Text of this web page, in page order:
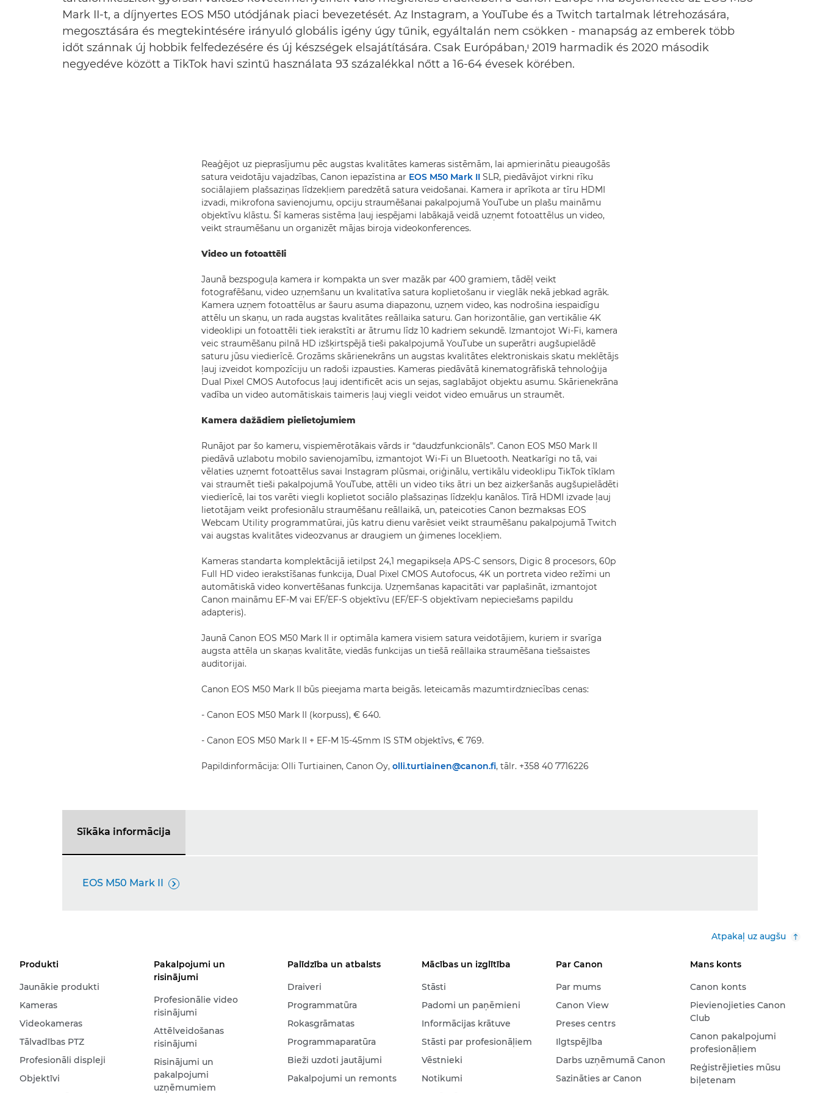
Mark II-t, a díjnyertes EOS M50 utódjának piaci bevezetését. Az Instagram, a YouTube és a Twitch tartalmak létrehozására,
megosztására és megtekintésére irányuló globális igény úgy tűnik, egyáltalán nem csökken - manapság az emberek több
időt szánnak új hobbik felfedezésére és új készségek elsajátítására. Csak Európában,ᶦ 2019 harmadik és 2020 második
negyedéve között a TikTok havi szintű használata 93 százalékkal nőtt a 16-64 évesek körében.
Reaģējot uz pieprasījumu pēc augstas kvalitātes kameras sistēmām, lai apmierinātu pieaugošās
satura veidotāju vajadzības, Canon iepazīstina ar EOS M50 Mark II SLR, piedāvājot virkni rīku
sociālajiem plašsaziņas līdzekļiem paredzētā satura veidošanai. Kamera ir aprīkota ar tīru HDMI
izvadi, mikrofona savienojumu, opciju straumēšanai pakalpojumā YouTube un plašu maināmu
objektīvu klāstu. Šī kameras sistēma ļauj iespējami labākajā veidā uzņemt fotoattēlus un video,
veikt straumēšanu un organizēt mājas biroja videokonferences.
Video un fotoattēli
Jaunā bezspoguļa kamera ir kompakta un sver mazāk par 400 gramiem, tādēļ veikt
fotografēšanu, video uzņemšanu un kvalitatīva satura koplietošanu ir vieglāk nekā jebkad agrāk.
Kamera uzņem fotoattēlus ar šauru asuma diapazonu, uzņem video, kas nodrošina iespaidīgu
attēlu un skaņu, un rada augstas kvalitātes reāllaika saturu. Gan horizontālie, gan vertikālie 4K
videoklipi un fotoattēli tiek ierakstīti ar ātrumu līdz 10 kadriem sekundē. Izmantojot Wi-Fi, kamera
veic straumēšanu pilnā HD izšķirtspējā tieši pakalpojumā YouTube un superātri augšupielādē
saturu jūsu viedierīcē. Grozāms skārienekrāns un augstas kvalitātes elektroniskais skatu meklētājs
ļauj izveidot kompozīciju un radoši izpausties. Kameras piedāvātā kinematogrāfiskā tehnoloģija
Dual Pixel CMOS Autofocus ļauj identificēt acis un sejas, saglabājot objektu asumu. Skārienekrāna
vadība un video automātiskais taimeris ļauj viegli veidot video emuārus un straumēt.
Kamera dažādiem pielietojumiem
Runājot par šo kameru, vispiemērotākais vārds ir “daudzfunkcionāls”. Canon EOS M50 Mark II
piedāvā uzlabotu mobilo savienojamību, izmantojot Wi-Fi un Bluetooth. Neatkarīgi no tā, vai
vēlaties uzņemt fotoattēlus savai Instagram plūsmai, oriģinālu, vertikālu videoklipu TikTok tīklam
vai straumēt tieši pakalpojumā YouTube, attēli un video tiks ātri un bez aizķeršanās augšupielādēti
viedierīcē, lai tos varēti viegli koplietot sociālo plašsaziņas līdzekļu kanālos. Tīrā HDMI izvade ļauj
lietotājam veikt profesionālu straumēšanu reāllaikā, un, pateicoties Canon bezmaksas EOS
Webcam Utility programmatūrai, jūs katru dienu varēsiet veikt straumēšanu pakalpojumā Twitch
vai augstas kvalitātes videozvanus ar draugiem un ģimenes locekļiem.
Kameras standarta komplektācijā ietilpst 24,1 megapikseļa APS-C sensors, Digic 8 procesors, 60p
Full HD video ierakstīšanas funkcija, Dual Pixel CMOS Autofocus, 4K un portreta video režīmi un
automātiskā video konvertēšanas funkcija. Uzņemšanas kapacitāti var paplašināt, izmantojot
Canon maināmu EF-M vai EF/EF-S objektīvu (EF/EF-S objektīvam nepieciešams papildu
adapteris).
Jaunā Canon EOS M50 Mark II ir optimāla kamera visiem satura veidotājiem, kuriem ir svarīga
augsta attēla un skaņas kvalitāte, viedās funkcijas un tiešā reāllaika straumēšana tiešsaistes
auditorijai.
Canon EOS M50 Mark II būs pieejama marta beigās. Ieteicamās mazumtirdzniecības cenas:
- Canon EOS M50 Mark II (korpuss), € 640.
- Canon EOS M50 Mark II + EF-M 15-45mm IS STM objektīvs, € 769.
Papildinformācija: Olli Turtiainen, Canon Oy, olli.turtiainen@canon.fi, tālr. +358 40 7716226
Sīkāka informācija
EOS M50 Mark II 
Atpakaļ uz augšu
Produkti
Jaunākie produkti
Kameras
Videokameras
Tālvadības PTZ
Profesionāli displeji
Objektīvi
Pakalpojumi un
risinājumi
Profesionālie video
risinājumi
Attēlveidošanas
risinājumi
Risinājumi un
pakalpojumi
uzņēmumiem
Palīdzība un atbalsts
Draiveri
Programmatūra
Rokasgrāmatas
Programmaparatūra
Bieži uzdoti jautājumi
Pakalpojumi un remonts
Mācības un izglītība
Stāsti
Padomi un paņēmieni
Informācijas krātuve
Stāsti par profesionāļiem
Vēstnieki
Notikumi
Par Canon
Par mums
Canon View
Preses centrs
Ilgtspējība
Darbs uzņēmumā Canon
Sazināties ar Canon
Mans konts
Canon konts
Pievienojieties Canon
Club
Canon pakalpojumi
profesionāļiem
Reģistrējieties mūsu
biļetenam